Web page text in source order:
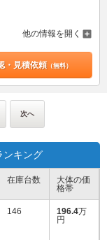
他の情報を開く
・見積依頼（無料）
次へ
ンキング
在庫台数
大体の価
格帯
146 196.4万
円